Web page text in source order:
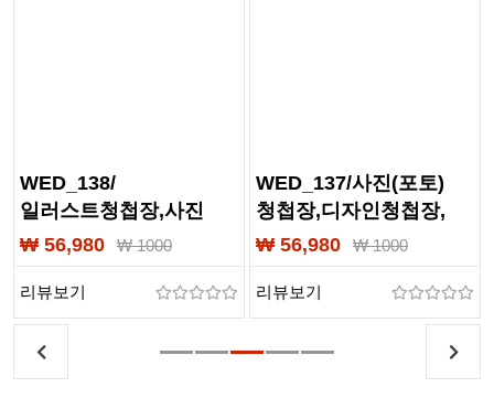
WED_138/
일러스트청첩장,사진
(포토)청첩장,
디자인청첩장,
맞춤청첨장,청첩장인쇄
₩ 56,980 ₩ 1000
리뷰보기
WED_137/사진(포토)
청첩장,디자인청첩장,
맞춤청첨장,청첩장인쇄,
일러스트청첩장
₩ 56,980 ₩ 1000
리뷰보기